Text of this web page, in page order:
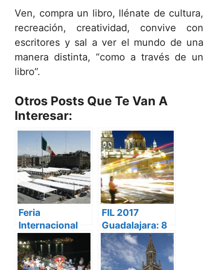
Ven, compra un libro, llénate de cultura,
recreación, creatividad, convive con
escritores y sal a ver el mundo de una
manera distinta, “como a través de un
libro”.
Otros Posts Que Te Van A
Interesar:
Feria
Internacional
del Libro Zócalo
2013
FIL 2017
Guadalajara: 8
Buenos
Pretextos para
Leer y Viajar